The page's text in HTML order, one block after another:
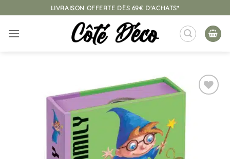
au
contenu
LIVRAISON OFFERTE DÈS 69€ D'ACHATS*